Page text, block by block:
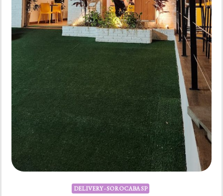
DELIVERY - SOROCABA SP